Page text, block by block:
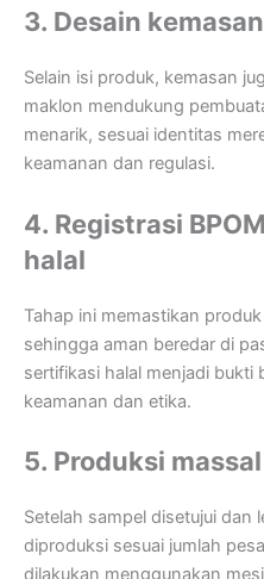
3. Desain kemasan
Selain isi produk, kemasan
maklon mendukung
menarik, sesuai identitas
keamanan dan regulasi.
4. Registrasi
halal
Tahap ini memastikan
sehingga aman beredar di
sertifikasi halal menjadi
keamanan dan etika.
5. Produksi massal
Setelah sampel disetujui dan
diproduksi sesuai jumlah
dilakukan menggunakan